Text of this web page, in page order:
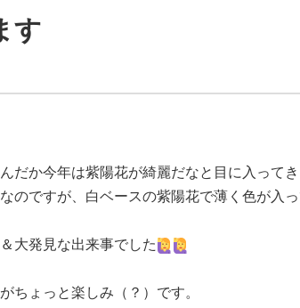
す
だか今年は紫陽花が綺麗だなと目に入ってき
のですが、白ベースの紫陽花で薄く色が入
大発見な出来事でした
ちょっと楽しみ（？）です。